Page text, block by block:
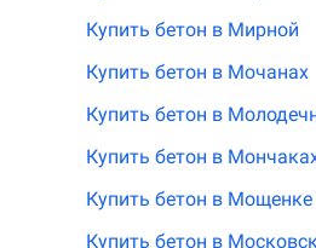
Купить бетон в Мирной
Купить бетон в Мочанах
Купить бетон в
Купить бетон в
Купить бетон в Мощенке
Купить бетон в